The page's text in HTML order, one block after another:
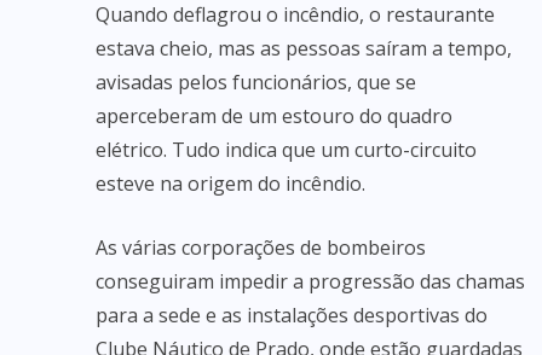
Quando deflagrou o incêndio, o restaurante
estava cheio, mas as pessoas saíram a tempo,
avisadas pelos funcionários, que se
aperceberam de um estouro do quadro
elétrico. Tudo indica que um curto-circuito
esteve na origem do incêndio.
As várias corporações de bombeiros
conseguiram impedir a progressão das chamas
para a sede e as instalações desportivas do
Clube Náutico de Prado, onde estão guardadas